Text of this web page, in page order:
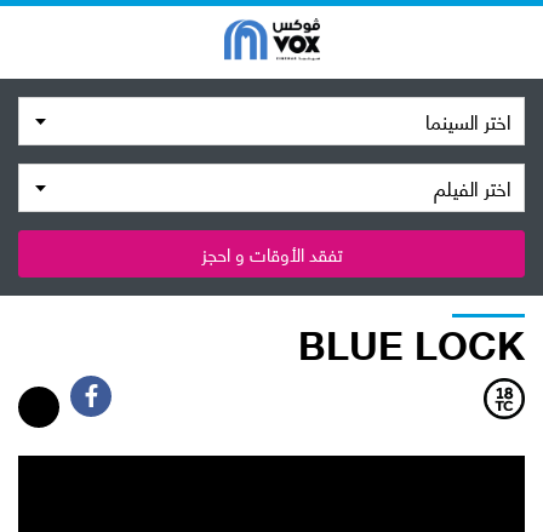
اختر السينما
اختر الفيلم
تفقد الأوقات و احجز
BLUE LOCK